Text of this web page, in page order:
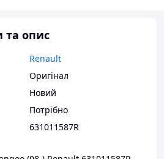
та опис
Renault
Оригінал
Новий
Потрібно
631011587R